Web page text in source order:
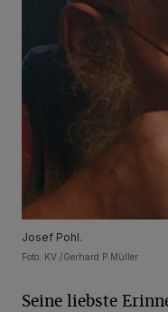
Josef Pohl.
Foto: KV./Gerhard P.Müller
Seine liebste